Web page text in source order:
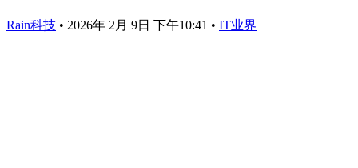
Rain科技 • 2026年 2月 9日 下午10:41 • IT业界